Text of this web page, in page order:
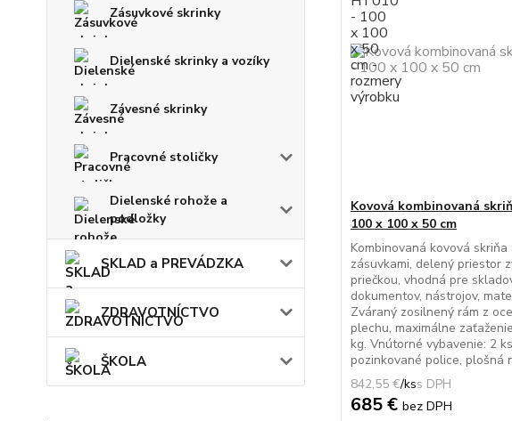
Zásuvkové skrinky
Dielenské skrinky a vozíky
Závesné skrinky
Pracovné stoličky
Dielenské rohože a
podložky
SKLAD a PREVÁDZKA
ZDRAVOTNÍCTVO
ŠKOLA
Kovová kombinovaná
100 x 100 x 50 cm
Kombinovaná kovová skriňa
zásuvkami, delený priestor
priečkou, vhodná pre
dokumentov, nástrojov,
Zváraný zosilnený rám z
plechu, maximálne
kg. Vnútorné vybavenie: 2
pozinkované police, plošná
842,55 €/ks
685 € bez DPH